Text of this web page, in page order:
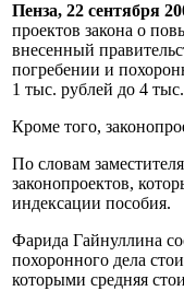
Пенза, 22 сентября
проектов закона о
внесенный
погребении и
1 тыс. рублей до 4
Кроме того,
По словам
законопроектов,
индексации пособия.
Фарида Гайнуллина
похоронного дела
которыми средняя